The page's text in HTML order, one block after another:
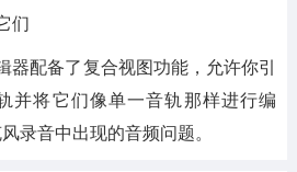
们
器配备了复合视图功能，允许你引
并将它们像单一音轨那样进行编
录音中出现的音频问题。